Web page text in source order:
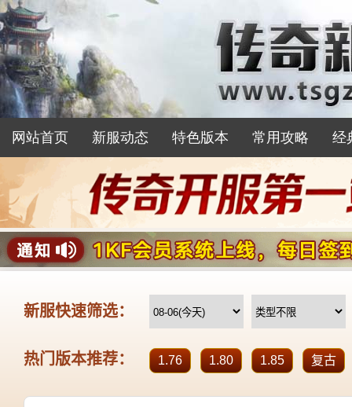
网站首页 新服动态 特色版本 常用攻略 经